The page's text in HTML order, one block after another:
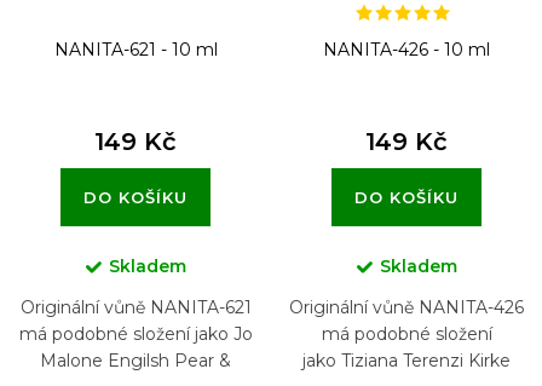
NANITA-621 - 10 ml
149 Kč
DO KOŠÍKU
Skladem
Originální vůně NANITA-621
má podobné složení jako Jo
Malone Engilsh Pear &
NANITA-426 - 10 ml
149 Kč
DO KOŠÍKU
Skladem
Originální vůně NANITA-426
má podobné složení
jako Tiziana Terenzi Kirke